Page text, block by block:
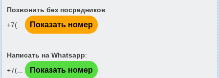
Позвонить без посредников:
+7(...
Показать номер
Написать на Whatsapp:
+7(...
Показать номер